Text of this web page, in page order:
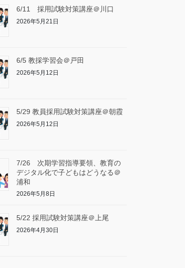
6/11 採用試験対策講座＠川口
2026年5月21日
6/5 教採学習会＠戸田
2026年5月12日
5/29 教員採用試験対策講座＠朝霞
2026年5月12日
7/26 次期学習指導要領、教育の
デジタル化で子どもはどうなる＠
浦和
2026年5月8日
5/22 採用試験対策講座＠上尾
2026年4月30日